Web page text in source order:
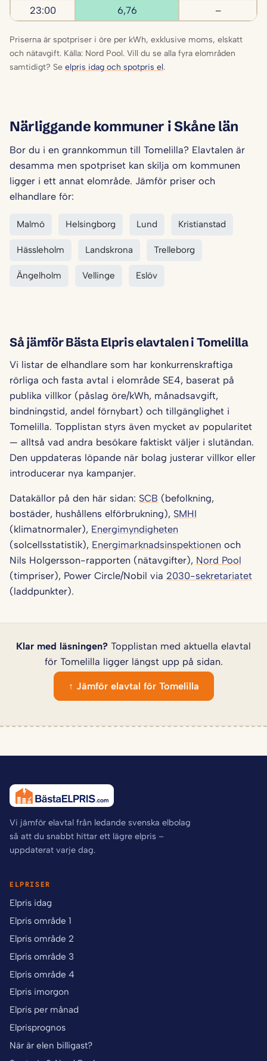
23:00
6,76 –
Priserna är spotpriser i öre per kWh, exklusive moms, elskatt
och nätavgift. Källa: Nord Pool. Vill du se alla fyra elområden
samtidigt? Se elpris idag och spotpris el.
Närliggande kommuner i Skåne län
Bor du i en grannkommun till Tomelilla? Elavtalen är
desamma men spotpriset kan skilja om kommunen
ligger i ett annat elområde. Jämför priser och
elhandlare för:
Malmö Helsingborg Lund Kristianstad
Hässleholm Landskrona Trelleborg
Ängelholm Vellinge Eslöv
Så jämför Bästa Elpris elavtalen i Tomelilla
Vi listar de elhandlare som har konkurrenskraftiga
rörliga och fasta avtal i elområde SE4, baserat på
publika villkor (påslag öre/kWh, månadsavgift,
bindningstid, andel förnybart) och tillgänglighet i
Tomelilla. Topplistan styrs även mycket av popularitet
— alltså vad andra besökare faktiskt väljer i slutändan.
Den uppdateras löpande när bolag justerar villkor eller
introducerar nya kampanjer.
Datakällor på den här sidan: SCB (befolkning,
bostäder, hushållens elförbrukning), SMHI
(klimatnormaler), Energimyndigheten
(solcellsstatistik), Energimarknadsinspektionen och
Nils Holgersson-rapporten (nätavgifter), Nord Pool
(timpriser), Power Circle/Nobil via 2030-sekretariatet
(laddpunkter).
Klar med läsningen? Topplistan med aktuella elavtal
för Tomelilla ligger längst upp på sidan.
↑ Jämför elavtal för Tomelilla
Vi jämför elavtal från ledande svenska elbolag
så att du snabbt hittar ett lägre elpris –
uppdaterat varje dag.
ELPRISER
Elpris idag
Elpris område 1
Elpris område 2
Elpris område 3
Elpris område 4
Elpris imorgon
Elpris per månad
Elprisprognos
När är elen billigast?